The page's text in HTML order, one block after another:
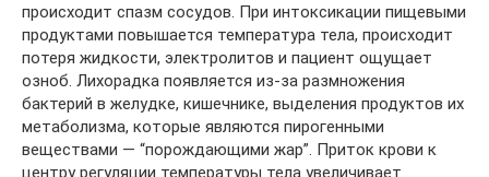
происходит спазм сосудов. При интоксикации пищевыми
продуктами повышается температура тела, происходит
потеря жидкости, электролитов и пациент ощущает
озноб. Лихорадка появляется из-за размножения
бактерий в желудке, кишечнике, выделения продуктов их
метаболизма, которые являются пирогенными
веществами — “порождающими жар”. Приток крови к
центру регуляции температуры тела увеличивает